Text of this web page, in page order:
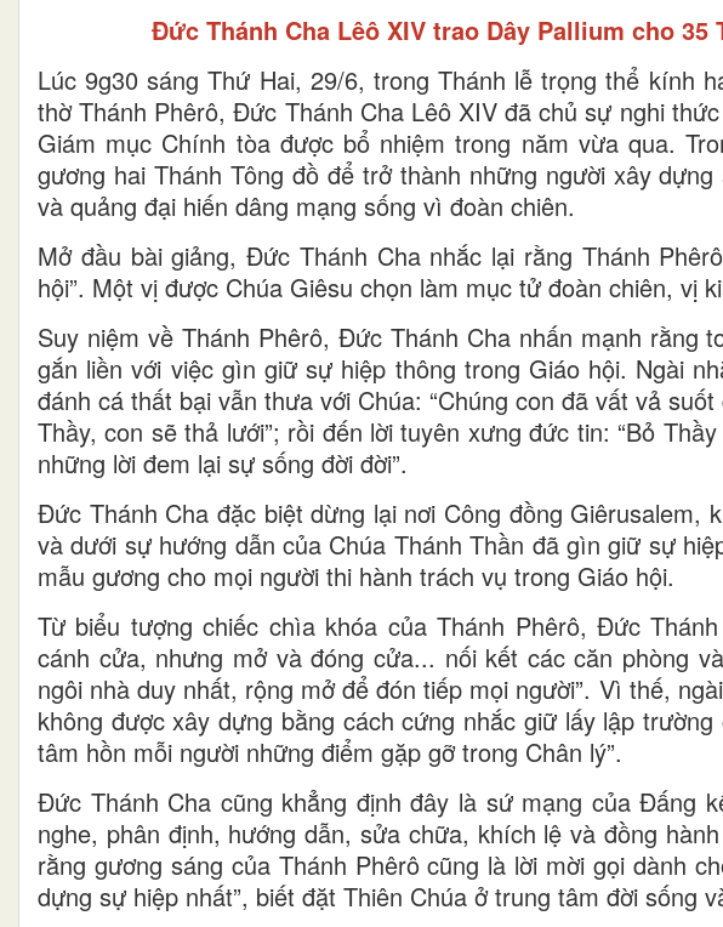
Đức Thánh Cha Lêô XIV trao Dây Pallium cho
Lúc 9g30 sáng Thứ Hai, 29/6, trong Thánh lễ trọng thể kính
thờ Thánh Phêrô, Đức Thánh Cha Lêô XIV đã chủ sự nghi
Giám mục Chính tòa được bổ nhiệm trong năm vừa qua.
gương hai Thánh Tông đồ để trở thành những người xây
và quảng đại hiến dâng mạng sống vì đoàn chiên.
Mở đầu bài giảng, Đức Thánh Cha nhắc lại rằng Thánh
hội”. Một vị được Chúa Giêsu chọn làm mục tử đoàn chiên, vị
Suy niệm về Thánh Phêrô, Đức Thánh Cha nhấn mạnh rằng
gắn liền với việc gìn giữ sự hiệp thông trong Giáo hội. Ngài
đánh cá thất bại vẫn thưa với Chúa: “Chúng con đã vất vả
Thầy, con sẽ thả lưới”; rồi đến lời tuyên xưng đức tin: “Bỏ
những lời đem lại sự sống đời đời”.
Đức Thánh Cha đặc biệt dừng lại nơi Công đồng Giêrusalem,
và dưới sự hướng dẫn của Chúa Thánh Thần đã gìn giữ sự
mẫu gương cho mọi người thi hành trách vụ trong Giáo hội.
Từ biểu tượng chiếc chìa khóa của Thánh Phêrô, Đức
cánh cửa, nhưng mở và đóng cửa... nối kết các căn phòng
ngôi nhà duy nhất, rộng mở để đón tiếp mọi người”. Vì thế,
không được xây dựng bằng cách cứng nhắc giữ lấy lập
tâm hồn mỗi người những điểm gặp gỡ trong Chân lý”.
Đức Thánh Cha cũng khẳng định đây là sứ mạng của Đấng
nghe, phân định, hướng dẫn, sửa chữa, khích lệ và đồng
rằng gương sáng của Thánh Phêrô cũng là lời mời gọi dành
dựng sự hiệp nhất”, biết đặt Thiên Chúa ở trung tâm đời sống